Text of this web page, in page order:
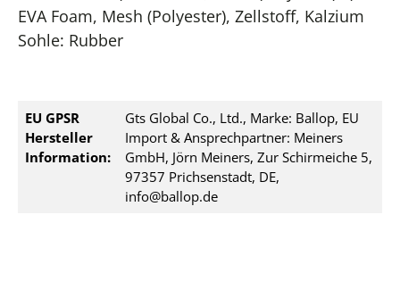
EVA Foam, Mesh (Polyester), Zellstoff, Kalzium
Sohle: Rubber
EU GPSR
Hersteller
Information:
Gts Global Co., Ltd., Marke: Ballop, EU
Import & Ansprechpartner: Meiners
GmbH, Jörn Meiners, Zur Schirmeiche 5,
97357 Prichsenstadt, DE,
info@ballop.de